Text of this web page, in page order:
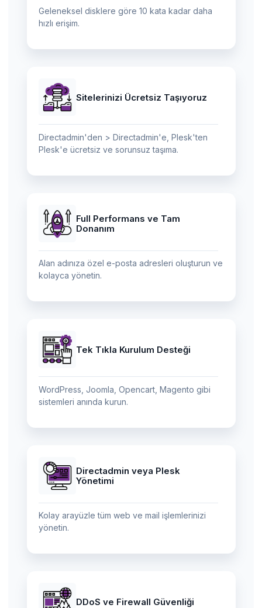
Geleneksel disklere göre 10 kata kadar daha
hızlı erişim.
Sitelerinizi Ücretsiz Taşıyoruz
Directadmin'den > Directadmin'e, Plesk'ten
Plesk'e ücretsiz ve sorunsuz taşıma.
Full Performans ve Tam
Donanım
Alan adınıza özel e-posta adresleri oluşturun ve
kolayca yönetin.
Tek Tıkla Kurulum Desteği
WordPress, Joomla, Opencart, Magento gibi
sistemleri anında kurun.
Directadmin veya Plesk
Yönetimi
Kolay arayüzle tüm web ve mail işlemlerinizi
yönetin.
DDoS ve Firewall Güvenliği